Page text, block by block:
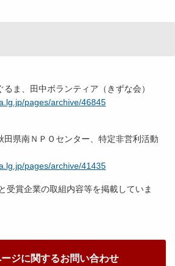
ま、田中ボランティア（きずな会）
pages/archive/46845
県南ＮＰＯセンター、特定非営利活動
pages/archive/41435
受賞企業の取組内容等を掲載していま
ジに関するお問い合わせ